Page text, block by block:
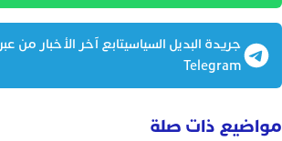
جريدة البديل السياسيتابع آخر الأخبار من عبر
Telegram
مواضيع ذات صلة